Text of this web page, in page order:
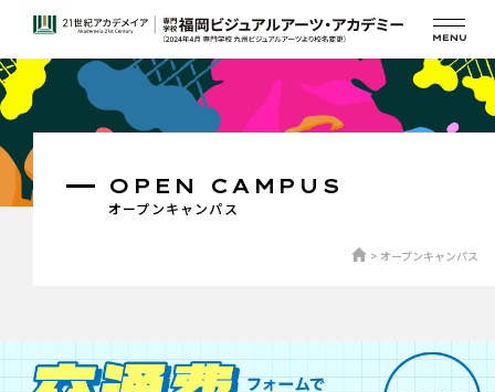
オープンキャンパス
OPEN CAMPUS
オープンキャンパス